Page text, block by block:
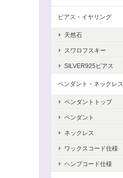
ピアス・イヤリング
天然石
スワロフスキー
SILVER925ピアス
ペンダント・ネックレス
ペンダントトップ
ペンダント
ネックレス
ワックスコード仕様
ヘンプコード仕様